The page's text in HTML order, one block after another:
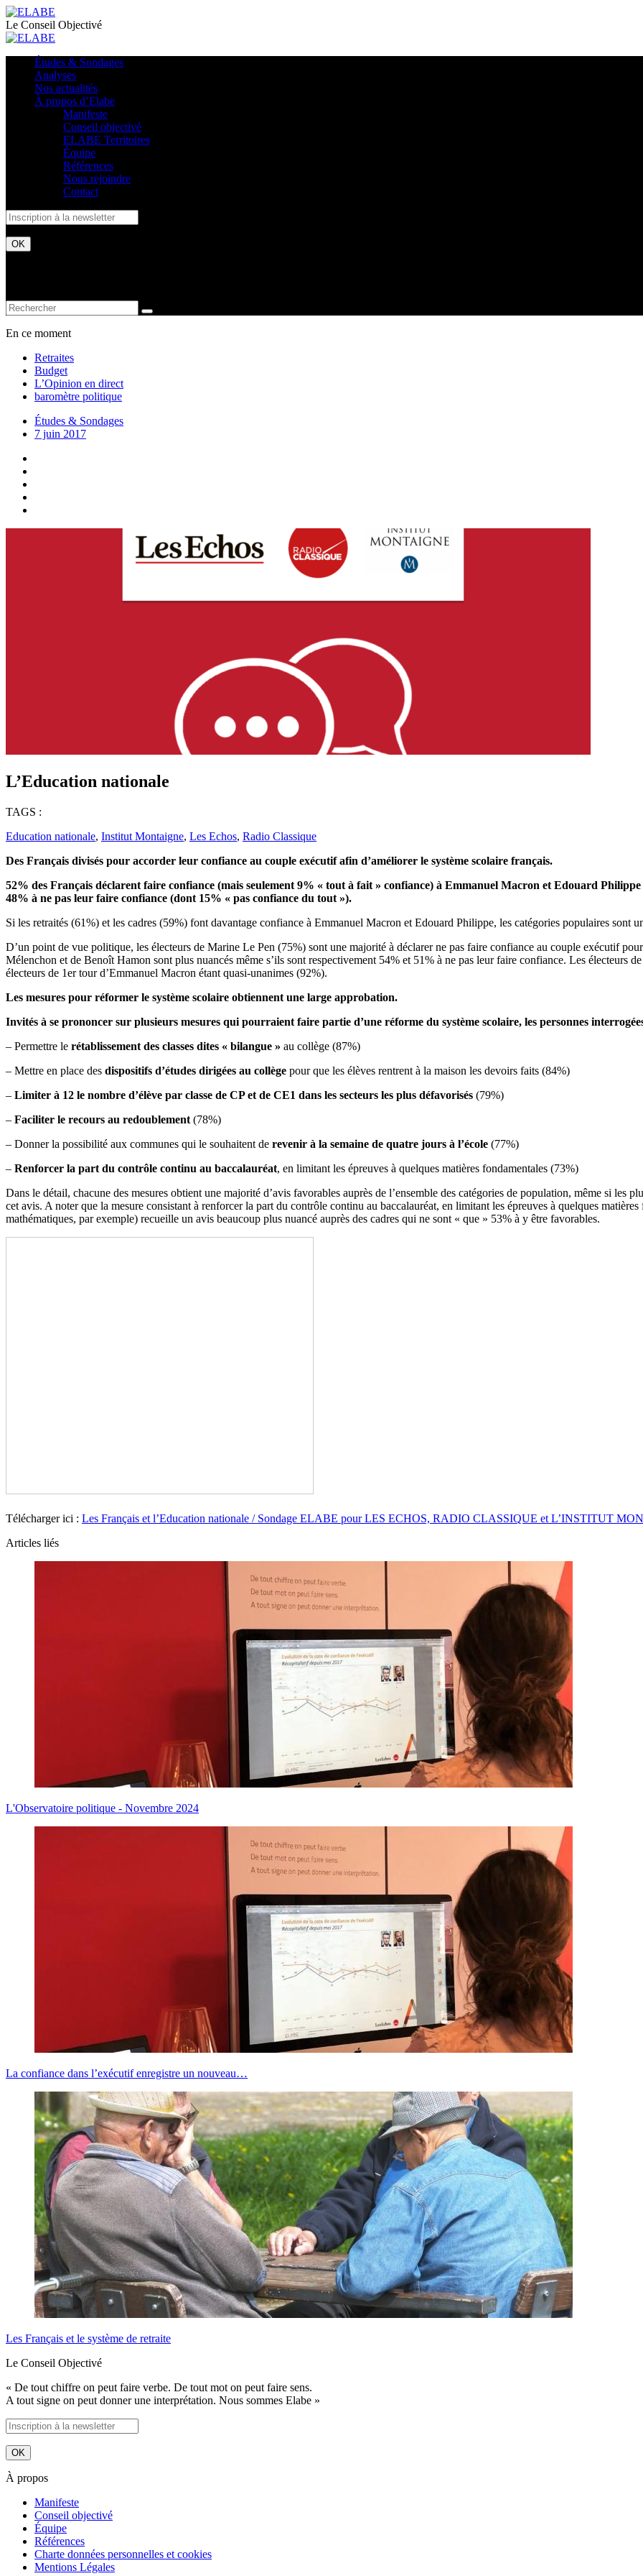
Le Conseil Objectivé
Études & Sondages
Analyses
Nos actualités
À propos d’Elabe
Manifeste
Conseil objectivé
ELABE Territoires
Équipe
Références
Nous rejoindre
Contact
En ce moment
Retraites
Budget
L’Opinion en direct
baromètre politique
Études & Sondages
7 juin 2017
L’Education nationale
TAGS :
Education nationale, Institut Montaigne, Les Echos, Radio Classique
Des Français divisés pour accorder leur confiance au couple exécutif afin d’améliorer le système scolaire français.
52% des Français déclarent faire confiance (mais seulement 9% « tout à fait » confiance) à Emmanuel Macron et Edouard Philippe
48% à ne pas leur faire confiance (dont 15% « pas confiance du tout »).
Si les retraités (61%) et les cadres (59%) font davantage confiance à Emmanuel Macron et Edouard Philippe, les catégories populaires sont
D’un point de vue politique, les électeurs de Marine Le Pen (75%) sont une majorité à déclarer ne pas faire confiance au couple exécutif
Mélenchon et de Benoît Hamon sont plus nuancés même s’ils sont respectivement 54% et 51% à ne pas leur faire confiance. Les électeurs
électeurs de 1er tour d’Emmanuel Macron étant quasi-unanimes (92%).
Les mesures pour réformer le système scolaire obtiennent une large approbation.
Invités à se prononcer sur plusieurs mesures qui pourraient faire partie d’une réforme du système scolaire, les personnes
– Permettre le rétablissement des classes dites « bilangue » au collège (87%)
– Mettre en place des dispositifs d’études dirigées au collège pour que les élèves rentrent à la maison les devoirs faits (84%)
– Limiter à 12 le nombre d’élève par classe de CP et de CE1 dans les secteurs les plus défavorisés (79%)
– Faciliter le recours au redoublement (78%)
– Donner la possibilité aux communes qui le souhaitent de revenir à la semaine de quatre jours à l’école (77%)
– Renforcer la part du contrôle continu au baccalauréat, en limitant les épreuves à quelques matières fondamentales (73%)
Dans le détail, chacune des mesures obtient une majorité d’avis favorables auprès de l’ensemble des catégories de population, même si les
cet avis. A noter que la mesure consistant à renforcer la part du contrôle continu au baccalauréat, en limitant les épreuves à quelques
mathématiques, par exemple) recueille un avis beaucoup plus nuancé auprès des cadres qui ne sont « que » 53% à y être favorables.
Télécharger ici : Les Français et l’Education nationale / Sondage ELABE pour LES ECHOS, RADIO CLASSIQUE et L’INSTITUT
Articles liés
L'Observatoire politique - Novembre 2024
La confiance dans l’exécutif enregistre un nouveau…
Les Français et le système de retraite
Le Conseil Objectivé
« De tout chiffre on peut faire verbe. De tout mot on peut faire sens.
A tout signe on peut donner une interprétation. Nous sommes Elabe »
À propos
Manifeste
Conseil objectivé
Équipe
Références
Charte données personnelles et cookies
Mentions Légales